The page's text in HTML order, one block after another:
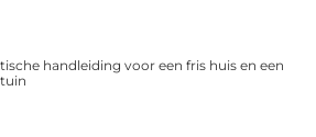
handleiding voor een fris huis en een